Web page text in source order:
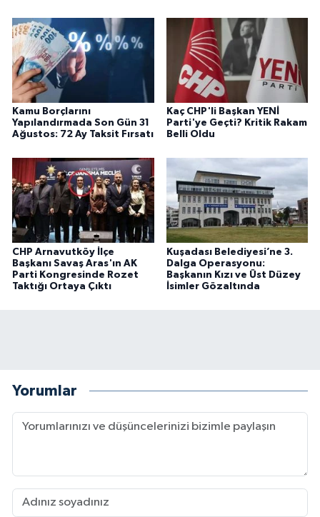
Kamu Borçlarını
Yapılandırmada Son Gün 31
Ağustos: 72 Ay Taksit Fırsatı
Kaç CHP'li Başkan YENİ
Parti'ye Geçti? Kritik Rakam
Belli Oldu
CHP Arnavutköy İlçe
Başkanı Savaş Aras'ın AK
Parti Kongresinde Rozet
Taktığı Ortaya Çıktı
Kuşadası Belediyesi’ne 3.
Dalga Operasyonu:
Başkanın Kızı ve Üst Düzey
İsimler Gözaltında
Yorumlar